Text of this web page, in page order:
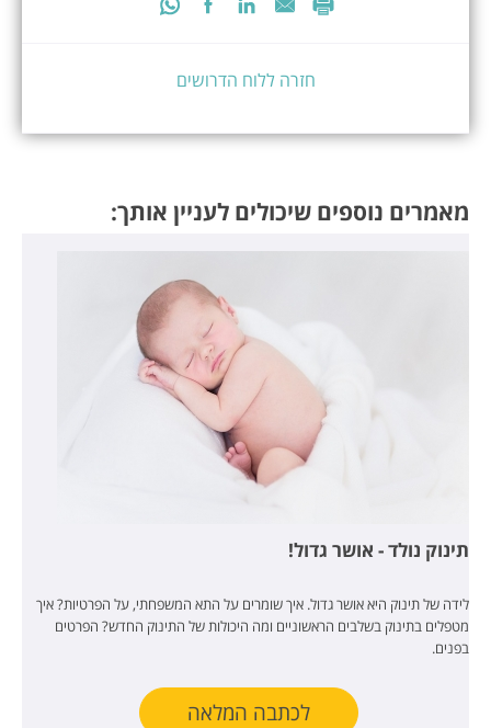
חזרה ללוח הדרושים
מאמרים נוספים שיכולים לעניין אותך:
תינוק נולד - אושר גדול!
לידה של תינוק היא אושר גדול. איך שומרים על התא המשפחתי, על הפרטיות? איך
מטפלים בתינוק בשלבים הראשוניים ומה היכולות של התינוק החדש? הפרטים
בפנים.
לכתבה המלאה